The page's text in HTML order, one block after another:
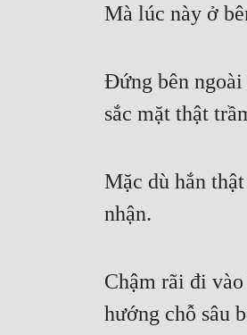
Mà lúc này ở
Đứng bên
sắc mặt thật
Mặc dù hắn
nhận.
Chậm rãi đi
hướng chỗ sâu